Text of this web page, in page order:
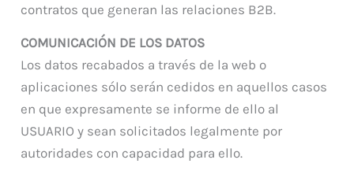
contratos que generan las relaciones B2B.
COMUNICACIÓN DE LOS DATOS
Los datos recabados a través de la web o
aplicaciones sólo serán cedidos en aquellos casos
en que expresamente se informe de ello al
USUARIO y sean solicitados legalmente por
autoridades con capacidad para ello.